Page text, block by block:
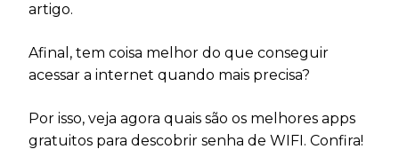
artigo.
Afinal, tem coisa melhor do que conseguir
acessar a internet quando mais precisa?
Por isso, veja agora quais são os melhores apps
gratuitos para descobrir senha de WIFI. Confira!